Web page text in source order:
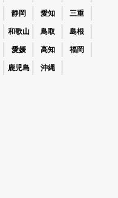
静岡 愛知 三重
和歌山 鳥取 島根
愛媛 高知 福岡
鹿児島 沖縄